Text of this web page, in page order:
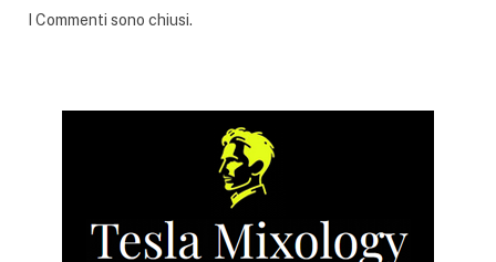
I Commenti sono chiusi.